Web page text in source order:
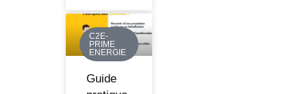
C2E-
PRIME
ENERGIE
Guide